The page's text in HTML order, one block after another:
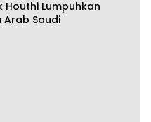
Houthi Lumpuhkan
Arab Saudi